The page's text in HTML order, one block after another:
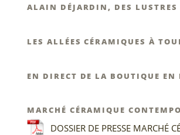
ALAIN DÉJARDIN, DES
LES ALLÉES CÉRAMIQUES À
EN DIRECT DE LA BOUTIQUE EN
MARCHÉ CÉRAMIQUE
DOSSIER DE PRESSE MARCHÉ